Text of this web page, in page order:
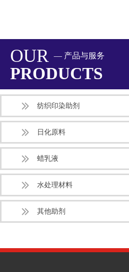
OUR — 产品与服务
PRODUCTS
纺织印染助剂
日化原料
蜡乳液
水处理材料
其他助剂